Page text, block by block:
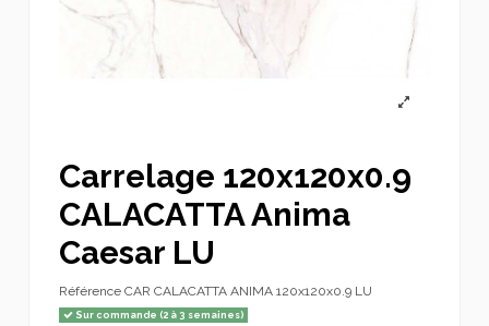
Carrelage 120x120x0.9
CALACATTA Anima
Caesar LU
Référence CAR CALACATTA ANIMA 120x120x0.9 LU
Sur commande (2 à 3 semaines)